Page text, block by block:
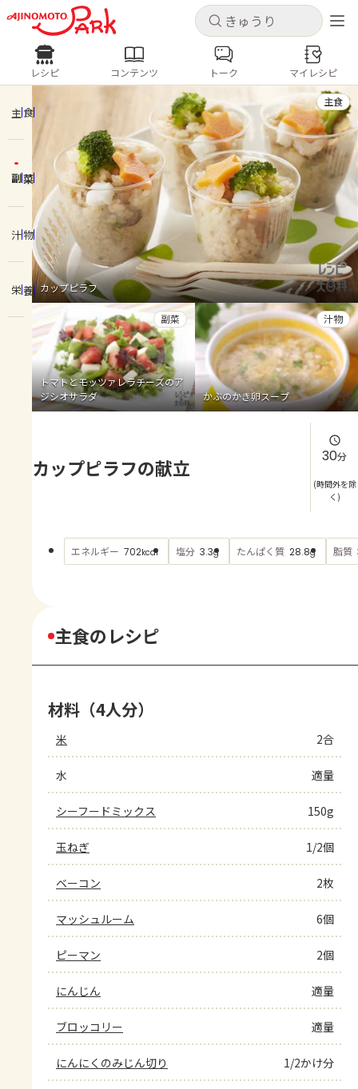
キャンセル
ログインするとレシピを保存できます
新規登録
ホーム
コンテンツ
レシピ
トーク
よくあるお問い合わせ
お買い物
キャンセル
レシピ コンテンツ
人気の食材・レシピ
きゅうり なす トマト
とうもろこし
ピーマン
みょうが ゴーヤ
レシピ コンテンツ トーク マイレシピ
主食
副菜
汁物
栄養 カップピラフ
主食
トマトとモッツァレラチーズのア
ジシオサラダ
副菜
かぶのかき卵スープ
汁物
カップピラフの献立 30分
(時間外を除
く)
エネルギー 702kcal 塩分 3.3g たんぱく質 28.8g 脂質
主食のレシピ
材料（4人分）
米 2合
水 適量
シーフードミックス 150g
玉ねぎ 1/2個
ベーコン 2枚
マッシュルーム 6個
ピーマン 2個
にんじん 適量
ブロッコリー 適量
にんにくのみじん切り 1/2かけ分